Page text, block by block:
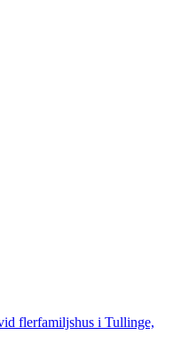
flerfamiljshus i Tullinge,